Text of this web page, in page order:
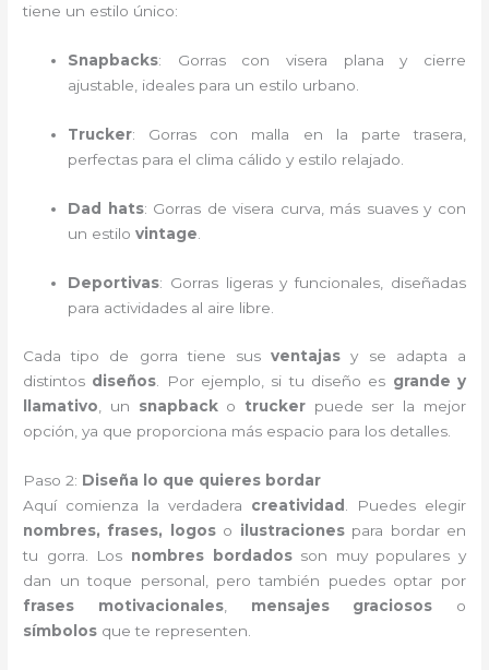
tiene un estilo único:
Snapbacks: Gorras con visera plana y cierre
ajustable, ideales para un estilo urbano.
Trucker: Gorras con malla en la parte trasera,
perfectas para el clima cálido y estilo relajado.
Dad hats: Gorras de visera curva, más suaves y con
un estilovintage
Deportivas: Gorras ligeras y funcionales, diseñadas
para actividades al aire libre.
Cada tipo de gorra tiene susventajas y se adapta a
distintos diseños. Por ejemplo, si tu diseño es grande y
llamativo, un snapbacko trucker puede ser la mejor
opción, ya que proporciona más espacio para los detalles.
Paso 2: Diseña lo que quieres bordar
Aquí comienza la verdadera creatividad . Puedes elegir
nombres, frases, logoso ilustracionespara bordar en
tu gorra. Los nombres bordadosson muy populares y
dan un toque personal, pero también puedes optar por
frases motivacionales, mensajes graciosos o
símbolos que te representen.